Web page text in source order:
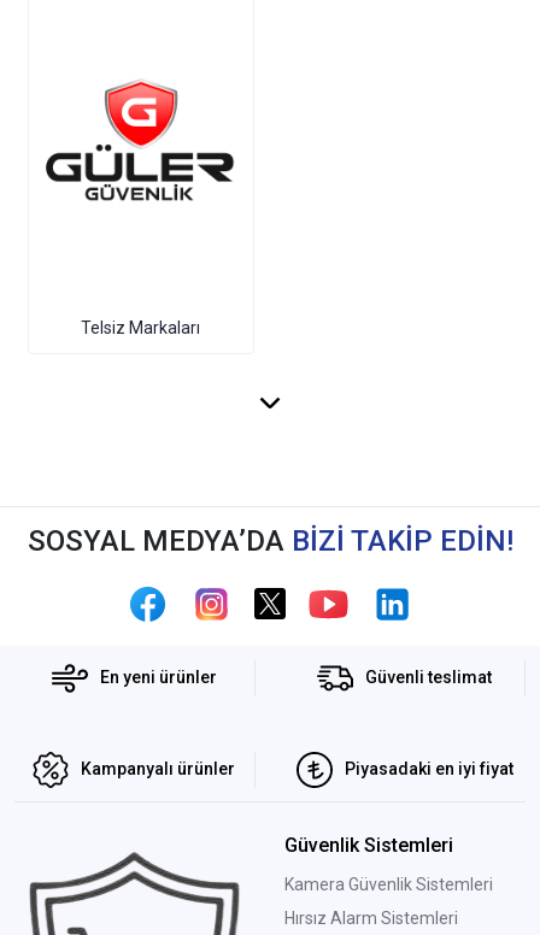
Telsiz Markaları
SOSYAL MEDYA’DA BİZİ TAKİP EDİN!
En yeni ürünler Güvenli teslimat
Kampanyalı ürünler Piyasadaki en iyi fiyat
Güvenlik Sistemleri
Kamera Güvenlik Sistemleri
Hırsız Alarm Sistemleri